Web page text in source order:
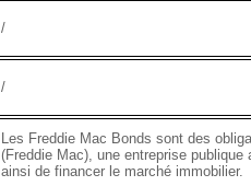
/
/
Les Freddie Mac Bonds sont des
(Freddie Mac), une entreprise
ainsi de financer le marché immobilier.